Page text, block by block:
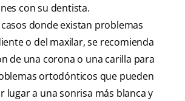
con su dentista.
donde existan problemas
o del maxilar, se recomienda
de una corona o una carilla para
ortodónticos que pueden
lugar a una sonrisa más blanca y